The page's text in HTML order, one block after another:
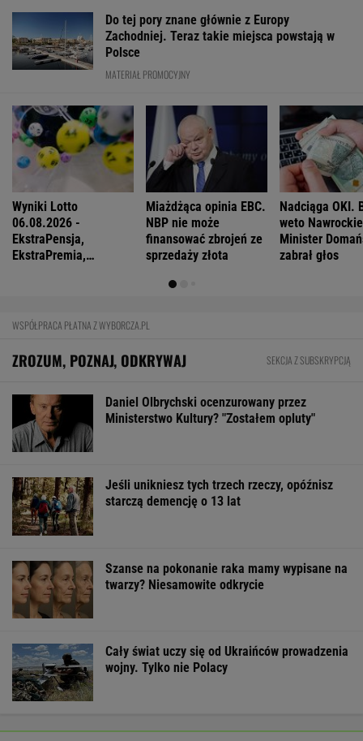
Do tej pory znane głównie z Europy
Zachodniej. Teraz takie miejsca powstają w
Polsce
MATERIAŁ PROMOCYJNY
Wyniki Lotto
06.08.2026 -
EkstraPensja,
EkstraPremia,
Miażdżąca opinia EBC.
NBP nie może
finansować zbrojeń ze
sprzedaży złota
Nadciąga OKI.
weto
Minister
zabrał głos
WSPÓŁPRACA PŁATNA Z WYBORCZA.PL
ZROZUM, POZNAJ, ODKRYWAJ SEKCJA Z SUBSKRYPCJĄ
Daniel Olbrychski ocenzurowany przez
Ministerstwo Kultury? "Zostałem opluty"
Jeśli unikniesz tych trzech rzeczy, opóźnisz
starczą demencję o 13 lat
Szanse na pokonanie raka mamy wypisane na
twarzy? Niesamowite odkrycie
Cały świat uczy się od Ukraińców prowadzenia
wojny. Tylko nie Polacy